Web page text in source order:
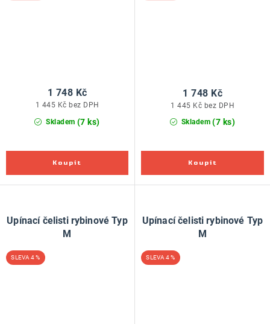
Skladem (7 ks)
1 445 Kč bez DPH
1 748 Kč
Skladem (7 ks)
1 445 Kč bez DPH
1 748 Kč
Upínací čelisti rybinové Typ
M
4 %
Upínací čelisti rybinové Typ
M
4 %